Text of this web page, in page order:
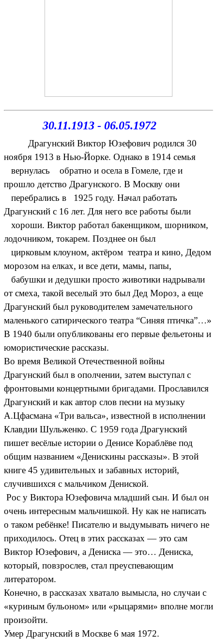
30.11.1913 - 06.05.1972
Драгунский Виктор Юзефович родился 30
ноября 1913 в Нью-Йорке. Однако в 1914 семья
вернулась обратно и осела в Гомеле, где и
прошло детство Драгунского. В Москву они
перебрались в 1925 году. Начал работать
Драгунский с 16 лет. Для него все работы были
хороши. Виктор работал бакенщиком, шорником,
лодочником, токарем. Позднее он был
цирковым клоуном, актёром театра и кино, Дедом
морозом на елках, и все дети, мамы, папы,
бабушки и дедушки просто животики надрывали
от смеха, такой веселый это был Дед Мороз, а еще
Драгунский был руководителем замечательного
маленького сатирического театра “Синяя птичка”…»
В 1940 были опубликованы его первые фельетоны и
юмористические рассказы.
Во время Великой Отечественной войны
Драгунский был в ополчении, затем выступал с
фронтовыми концертными бригадами. Прославился
Драгунский и как автор слов песни на музыку
А.Цфасмана «Три вальса», известной в исполнении
Клавдии Шульженко. С 1959 года Драгунский
пишет весёлые истории о Денисе Кораблёве под
общим названием «Денискины рассказы». В этой
книге 45 удивительных и забавных историй,
случившихся с мальчиком Дениской.
Рос у Виктора Юзефовича младший сын. И был он
очень интересным мальчишкой. Ну как не написать
о таком ребёнке! Писателю и выдумывать ничего не
приходилось. Отец в этих рассказах — это сам
Виктор Юзефович, а Дениска — это… Дениска,
который, повзрослев, стал преуспевающим
литератором.
Конечно, в рассказах хватало вымысла, но случаи с
«куриным бульоном» или «рыцарями» вполне могли
произойти.
Умер Драгунский в Москве 6 мая 1972.